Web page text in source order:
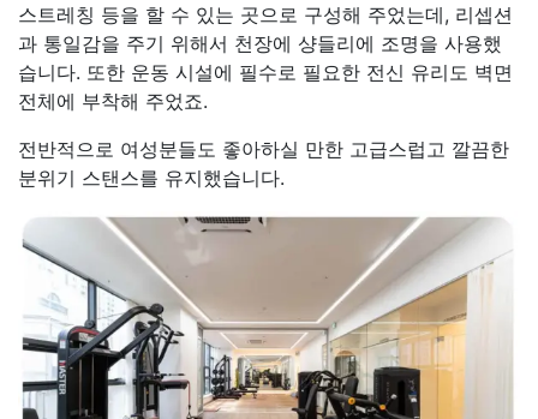
스트레칭 등을 할 수 있는 곳으로 구성해 주었는데, 리셉션
과 통일감을 주기 위해서 천장에 샹들리에 조명을 사용했
습니다. 또한 운동 시설에 필수로 필요한 전신 유리도 벽면
전체에 부착해 주었죠.
전반적으로 여성분들도 좋아하실 만한 고급스럽고 깔끔한
분위기 스탠스를 유지했습니다.